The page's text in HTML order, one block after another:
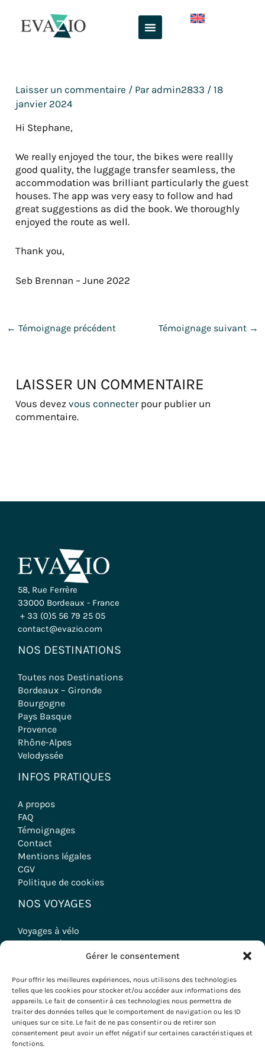
Gérer le consentement
Pour offrir les meilleures expériences, nous utilisons des technologies
telles que les cookies pour stocker et/ou accéder aux informations des
appareils. Le fait de consentir à ces technologies nous permettra de
traiter des données telles que le comportement de navigation ou les ID
uniques sur ce site. Le fait de ne pas consentir ou de retirer son
consentement peut avoir un effet négatif sur certaines caractéristiques et
fonctions.
contenu
Laisser un commentaire / Par admin2833 /18
janvier 2024
Hi Stephane,
We really enjoyed the tour, the bikes were reallly
good quality, the luggage transfer seamless, the
accommodation was brilliant particularly the guest
houses. The app was very easy to follow and had
great suggestions as did the book. We thoroughly
enjoyed the route as well.
Thank you,
Seb Brennan – June 2022
← Témoignage précédent Témoignage suivant →
LAISSER UN COMMENTAIRE
Vous devezvous connecterpour publier un
commentaire.
58, Rue Ferrère
33000 Bordeaux - France
+ 33 (0)5 56 79 25 05
contact@evazio.com
NOS DESTINATIONS
Toutes nos Destinations
Bordeaux – Gironde
Bourgogne
Pays Basque
Provence
Rhône-Alpes
Velodyssée
INFOS PRATIQUES
A propos
FAQ
Témoignages
Contact
Mentions légales
CGV
Politique de cookies
NOS VOYAGES
Voyages à vélo
Randonnées
Séjours Oenologiques
Séjours Groupes
Copyright © 2026 Evazio